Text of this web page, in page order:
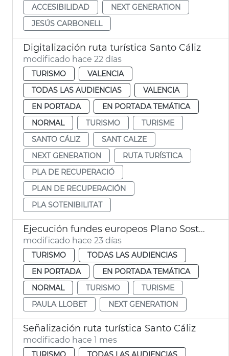
ACCESIBILIDAD
NEXT GENERATION
JESÚS CARBONELL
Digitalización ruta turística Santo Cáliz
modificado hace 22 días
TURISMO
VALENCIA
TODAS LAS AUDIENCIAS
VALENCIA
EN PORTADA
EN PORTADA TEMÁTICA
NORMAL
TURISMO
TURISME
SANTO CÁLIZ
SANT CALZE
NEXT GENERATION
RUTA TURÍSTICA
PLA DE RECUPERACIÓ
PLAN DE RECUPERACIÓN
PLA SOTENIBILITAT
Ejecución fundes europeos Plano Sostenibilidad Turística València
modificado hace 23 días
TURISMO
TODAS LAS AUDIENCIAS
EN PORTADA
EN PORTADA TEMÁTICA
NORMAL
TURISMO
TURISME
PAULA LLOBET
NEXT GENERATION
Señalización ruta turística Santo Cáliz
modificado hace 1 mes